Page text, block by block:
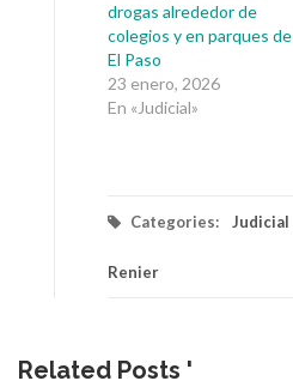
drogas alrededor de
colegios y en parques de
El Paso
23 enero, 2026
En «Judicial»
Categories: Judicial
Renier
Related Posts '